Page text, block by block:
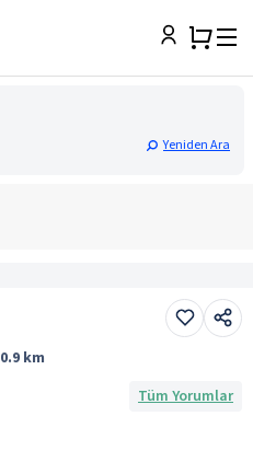
Yeniden Ara
0.9 km
Tüm Yorumlar